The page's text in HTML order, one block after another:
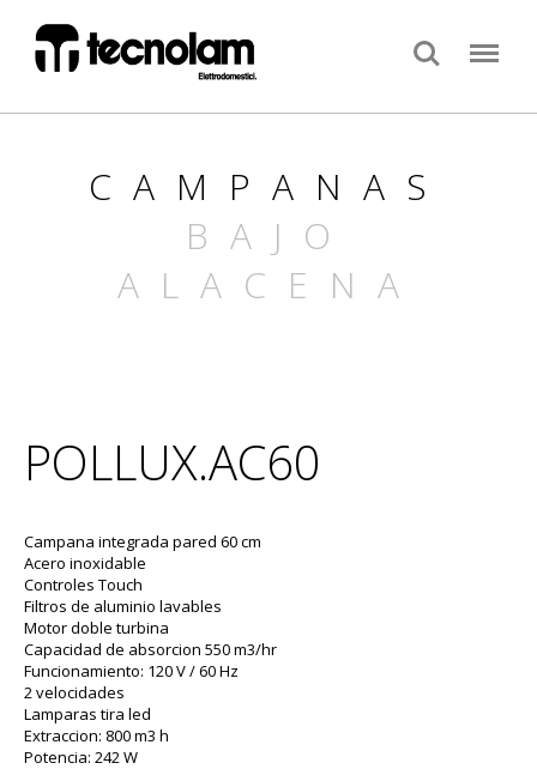
Search Menu
CAMPANAS
BAJO
ALACENA
POLLUX.AC60
Campana integrada pared 60 cm
Acero inoxidable
Controles Touch
Filtros de aluminio lavables
Motor doble turbina
Capacidad de absorcion 550 m3/hr
Funcionamiento: 120 V / 60 Hz
2 velocidades
Lamparas tira led
Extraccion: 800 m3 h
Potencia: 242 W